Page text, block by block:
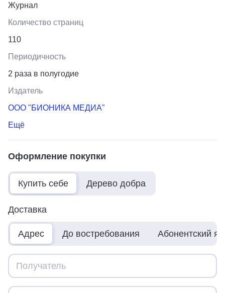
Журнал
Количество страниц
110
Периодичность
2 раза в полугодие
Издатель
ООО "БИОНИКА МЕДИА"
Ещё
Оформление покупки
Купить себе Дерево добра
Доставка
Адрес До востребования Абонентский